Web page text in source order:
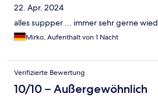
22. Apr. 2024
alles suppper ... immer sehr gerne
Mirko, Aufenthalt von 1 Nacht
Verifizierte Bewertung
10/10 – Außergewöhnlich